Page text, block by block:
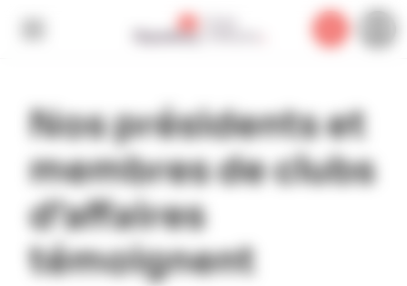
Nos présidents et
membres de clubs
d’affaires
témoignent
Panneau de gestion des cookies